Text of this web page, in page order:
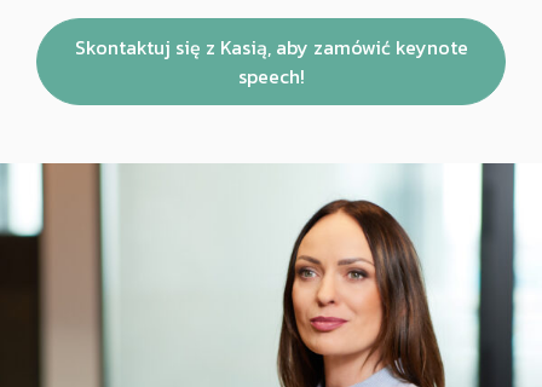
Skontaktuj się z Kasią, aby zamówić keynote
speech!